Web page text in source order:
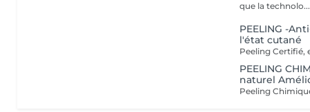
que la technolo...
PEELING -
l'état cutané
PEELING
naturel